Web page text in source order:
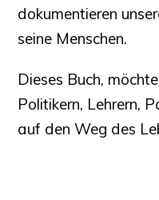
dokumentieren
seine Menschen.
Dieses Buch,
Politikern, Lehrern,
auf den Weg des